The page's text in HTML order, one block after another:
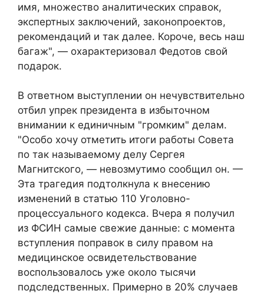
имя, множество аналитических справок,
экспертных заключений, законопроектов,
рекомендаций и так далее. Короче, весь наш
багаж", — охарактеризовал Федотов свой
подарок.
В ответном выступлении он нечувствительно
отбил упрек президента в избыточном
внимании к единичным "громким" делам.
"Особо хочу отметить итоги работы Совета
по так называемому делу Сергея
Магнитского, — невозмутимо сообщил он. —
Эта трагедия подтолкнула к внесению
изменений в статью 110 Уголовно-
процессуального кодекса. Вчера я получил
из ФСИН самые свежие данные: с момента
вступления поправок в силу правом на
медицинское освидетельствование
воспользовалось уже около тысячи
подследственных. Примерно в 20% случаев